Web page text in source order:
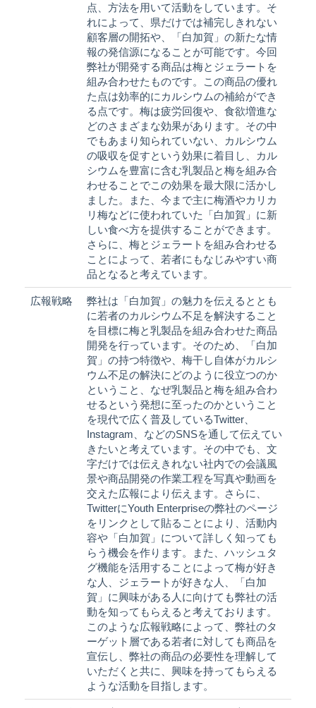
点、方法を用いて活動をしています。そ
れによって、県だけでは補完しきれない
顧客層の開拓や、「白加賀」の新たな情
報の発信源になることが可能です。今回
弊社が開発する商品は梅とジェラートを
組み合わせたものです。この商品の優れ
た点は効率的にカルシウムの補給ができ
る点です。梅は疲労回復や、食欲増進な
どのさまざまな効果があります。その中
でもあまり知られていない、カルシウム
の吸収を促すという効果に着目し、カル
シウムを豊富に含む乳製品と梅を組み合
わせることでこの効果を最大限に活かし
ました。また、今まで主に梅酒やカリカ
リ梅などに使われていた「白加賀」に新
しい食べ方を提供することができます。
さらに、梅とジェラートを組み合わせる
ことによって、若者にもなじみやすい商
品となると考えています。
広報戦略
弊社は「白加賀」の魅力を伝えるととも
に若者のカルシウム不足を解決すること
を目標に梅と乳製品を組み合わせた商品
開発を行っています。そのため、「白加
賀」の持つ特徴や、梅干し自体がカルシ
ウム不足の解決にどのように役立つのか
ということ、なぜ乳製品と梅を組み合わ
せるという発想に至ったのかということ
を現代で広く普及しているTwitter、
Instagram、などのSNSを通して伝えてい
きたいと考えています。その中でも、文
字だけでは伝えきれない社内での会議風
景や商品開発の作業工程を写真や動画を
交えた広報により伝えます。さらに、
TwitterにYouth Enterpriseの弊社のページ
をリンクとして貼ることにより、活動内
容や「白加賀」について詳しく知っても
らう機会を作ります。また、ハッシュタ
グ機能を活用することによって梅が好き
な人、ジェラートが好きな人、「白加
賀」に興味がある人に向けても弊社の活
動を知ってもらえると考えております。
このような広報戦略によって、弊社のタ
ーゲット層である若者に対しても商品を
宣伝し、弊社の商品の必要性を理解して
いただくと共に、興味を持ってもらえる
ような活動を目指します。